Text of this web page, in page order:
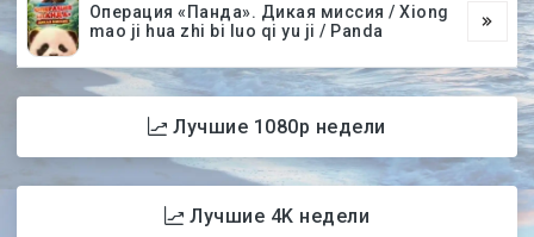
Операция «Панда». Дикая миссия / Xiong
mao ji hua zhi bi luo qi yu ji / Panda
Лучшие 1080p недели
Лучшие 4K недели